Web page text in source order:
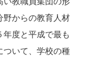
野からの教育人材
度と平成で最も
ついて、学校の種